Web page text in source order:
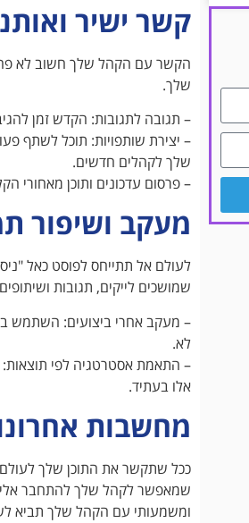
קשר ישיר
הקשר עם הקהל שלך חשוב לא
שלך.
– תגובה לתגובות: הקדש זמן
– יצירת שותפויות: תוכל לשתף
שלך לקהלים חדשים.
– פרסום עדכונים ותוכן מאחורי
מעקב ושיפור
לעולם אל תתייחס לפוסט כאל
שמושכים לייקים, תגובות
– מעקב אחרי ביצועים: השתמש
לא.
– התאמת אסטרטגיה לפי תוצאות:
אלו בעתיד.
מחשבות
ככל שתקשר את התוכן שלך לעולם
שמאפשר לקהל שלך להתחבר אליך,
ומשמעותי עם הקהל שלך תביא